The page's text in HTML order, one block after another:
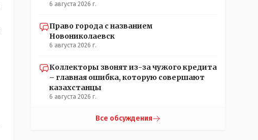
6 августа 2026 г.
Право города с названием
Новониколаевск
6 августа 2026 г.
Коллекторы звонят из-за чужого кредита
– главная ошибка, которую совершают
казахстанцы
6 августа 2026 г.
Все обсуждения